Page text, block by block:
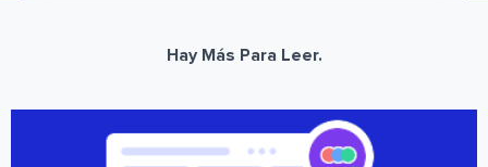
Hay Más Para Leer.